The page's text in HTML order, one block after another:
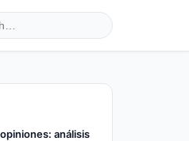
análisis